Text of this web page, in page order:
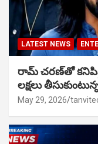
LATEST NEWS
రామ్ చరణ్‌తో
లక్షలు
May 29, 2026